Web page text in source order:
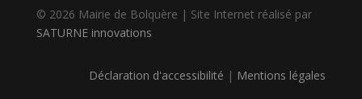
© 2026 Mairie de Bolquère | Site Internet réalisé par
SATURNE innovations
Déclaration d'accessibilité | Mentions légales